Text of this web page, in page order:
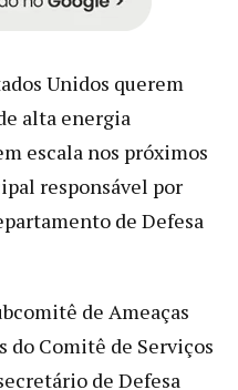
Unidos querem
alta energia
escala nos próximos
responsável por
de Defesa
de Ameaças
do Comitê de Serviços
de Defesa